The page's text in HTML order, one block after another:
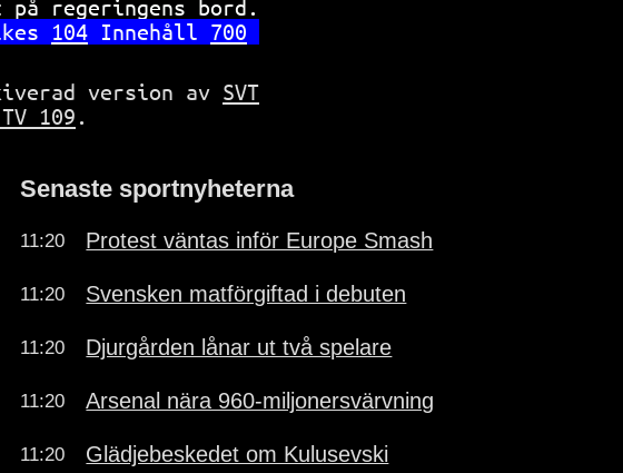
regeringens bord.
104 Innehåll 700
version av SVT
109 .
Senaste sportnyheterna
11:20 Protest väntas inför Europe Smash
11:20 Svensken matförgiftad i debuten
11:20 Djurgården lånar ut två spelare
11:20 Arsenal nära 960-miljonersvärvning
11:20 Glädjebeskedet om Kulusevski